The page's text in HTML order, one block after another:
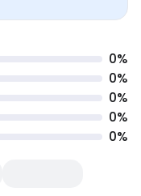
0%
0%
0%
0%
0%